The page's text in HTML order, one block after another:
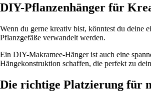
DIY-Pflanzenhänger für
Wenn du gerne kreativ bist, könntest du deine
Pflanzgefäße verwandelt werden.
Ein DIY-Makramee-Hänger ist auch eine
Hängekonstruktion schaffen, die perfekt zu
Die richtige Platzierung für